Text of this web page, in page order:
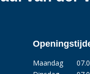
Maandag